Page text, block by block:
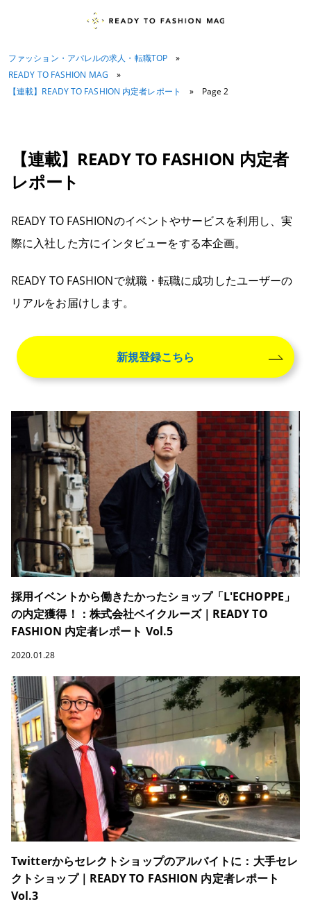
ファッション・アパレルの求人・転職TOP
»
READY TO FASHION MAG
»
【連載】READY TO FASHION 内定者レポート
» Page 2
【連載】READY TO FASHION 内定者
レポート
READY TO FASHIONのイベントやサービスを利用し、実
際に入社した方にインタビューをする本企画。
READY TO FASHIONで就職・転職に成功したユーザーの
リアルをお届けします。
新規登録こちら
採用イベントから働きたかったショップ「L'ECHOPPE」
の内定獲得！：株式会社ベイクルーズ｜READY TO
FASHION 内定者レポート Vol.5
2020.01.28
Twitterからセレクトショップのアルバイトに：大手セレ
クトショップ｜READY TO FASHION 内定者レポート
Vol.3